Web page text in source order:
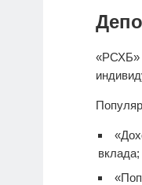
«РСХБ»
вклада;